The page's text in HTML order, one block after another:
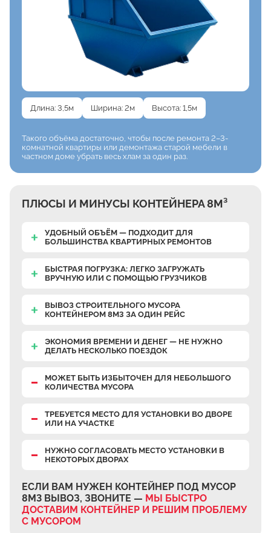
Длина: 3,5м Ширина: 2м Высота: 1,5м
Такого объёма достаточно, чтобы после ремонта 2–3-
комнатной квартиры или демонтажа старой мебели в
частном доме убрать весь хлам за один раз.
ПЛЮСЫ И МИНУСЫ КОНТЕЙНЕРА 8М³
УДОБНЫЙ ОБЪЁМ — ПОДХОДИТ ДЛЯ
БОЛЬШИНСТВА КВАРТИРНЫХ РЕМОНТОВ
БЫСТРАЯ ПОГРУЗКА: ЛЕГКО ЗАГРУЖАТЬ
ВРУЧНУЮ ИЛИ С ПОМОЩЬЮ ГРУЗЧИКОВ
ВЫВОЗ СТРОИТЕЛЬНОГО МУСОРА
КОНТЕЙНЕРОМ 8М3 ЗА ОДИН РЕЙС
ЭКОНОМИЯ ВРЕМЕНИ И ДЕНЕГ — НЕ НУЖНО
ДЕЛАТЬ НЕСКОЛЬКО ПОЕЗДОК
МОЖЕТ БЫТЬ ИЗБЫТОЧЕН ДЛЯ НЕБОЛЬШОГО
КОЛИЧЕСТВА МУСОРА
ТРЕБУЕТСЯ МЕСТО ДЛЯ УСТАНОВКИ ВО ДВОРЕ
ИЛИ НА УЧАСТКЕ
НУЖНО СОГЛАСОВАТЬ МЕСТО УСТАНОВКИ В
НЕКОТОРЫХ ДВОРАХ
ЕСЛИ ВАМ НУЖЕН КОНТЕЙНЕР ПОД МУСОР
8М3 ВЫВОЗ, ЗВОНИТЕ — МЫ БЫСТРО
ДОСТАВИМ КОНТЕЙНЕР И РЕШИМ ПРОБЛЕМУ
С МУСОРОМ